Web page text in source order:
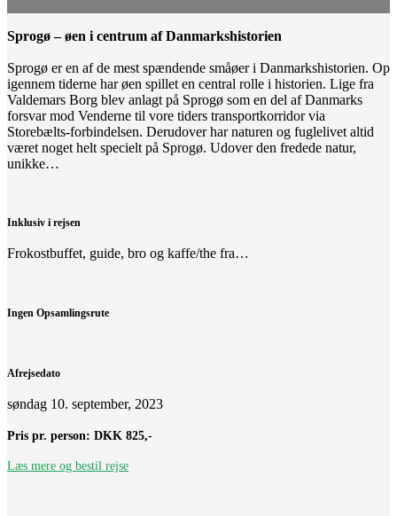
Sprogø – øen i centrum af Danmarkshistorien
Sprogø er en af de mest spændende småøer i Danmarkshistorien. Op
igennem tiderne har øen spillet en central rolle i historien. Lige fra
Valdemars Borg blev anlagt på Sprogø som en del af Danmarks
forsvar mod Venderne til vore tiders transportkorridor via
Storebælts-forbindelsen. Derudover har naturen og fuglelivet altid
været noget helt specielt på Sprogø. Udover den fredede natur,
unikke…
Inklusiv i rejsen
Frokostbuffet, guide, bro og kaffe/the fra…
Ingen Opsamlingsrute
Afrejsedato
søndag 10. september, 2023
Pris pr. person: DKK 825,-
Læs mere og bestil rejse